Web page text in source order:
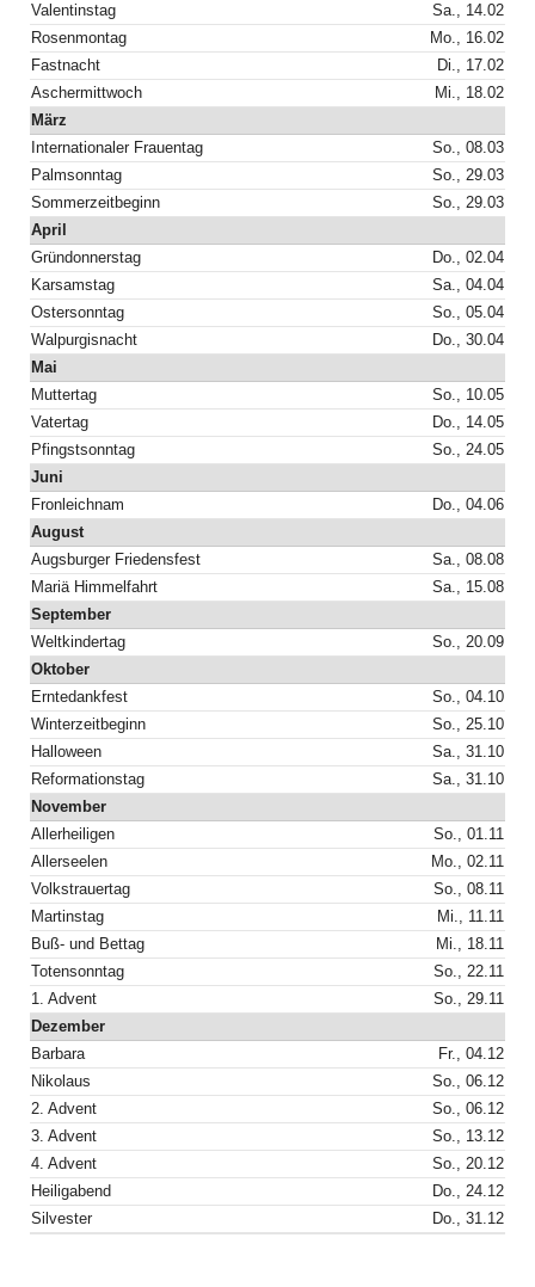
Valentinstag
Sa., 14.02
Rosenmontag
Mo., 16.02
Fastnacht
Di., 17.02
Aschermittwoch
Mi., 18.02
März
Internationaler Frauentag
So., 08.03
Palmsonntag
So., 29.03
Sommerzeitbeginn
So., 29.03
April
Gründonnerstag
Do., 02.04
Karsamstag
Sa., 04.04
Ostersonntag
So., 05.04
Walpurgisnacht
Do., 30.04
Mai
Muttertag
So., 10.05
Vatertag
Do., 14.05
Pfingstsonntag
So., 24.05
Juni
Fronleichnam
Do., 04.06
August
Augsburger Friedensfest
Sa., 08.08
Mariä Himmelfahrt
Sa., 15.08
September
Weltkindertag
So., 20.09
Oktober
Erntedankfest
So., 04.10
Winterzeitbeginn
So., 25.10
Halloween
Sa., 31.10
Reformationstag
Sa., 31.10
November
Allerheiligen
So., 01.11
Allerseelen
Mo., 02.11
Volkstrauertag
So., 08.11
Martinstag
Mi., 11.11
Buß- und Bettag
Mi., 18.11
Totensonntag
So., 22.11
1. Advent
So., 29.11
Dezember
Barbara
Fr., 04.12
Nikolaus
So., 06.12
2. Advent
So., 06.12
3. Advent
So., 13.12
4. Advent
So., 20.12
Heiligabend
Do., 24.12
Silvester
Do., 31.12